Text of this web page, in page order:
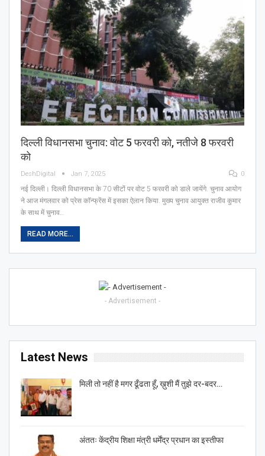
दिल्ली विधानसभा चुनाव: वोट 5 फरवरी को, नतीजे 8 फरवरी
को
DeshDigital Jan 7, 2025 0
नई दिल्ली। दिल्ली विधानसभा के 70 सीटों पर वोट 5 फरवरी को डाले जायेंगे. चुनाव आयोग
ने आज मंगलवार को प्रेस कॉन्फ्रेंस में इसका ऐलान किया. मुख्य चुनाव आयुक्त राजीव कुमार
के साथ में चुनाव…
READ MORE...
- Advertisement -
Latest News
मिली तो नहीं है मगर ढूँढता हूँ, ख़ुशी मैं तुझे दर-बदर…
अंततः केंद्रीय शिक्षा मंत्री धर्मेंद्र प्रधान का इस्तीफा